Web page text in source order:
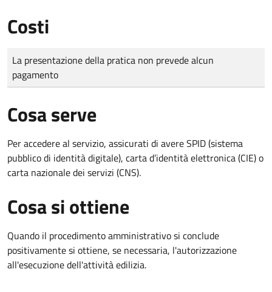
Costi
Tipo di pagamento
Importo
La presentazione della pratica non prevede alcun
pagamento
Cosa serve
Per accedere al servizio, assicurati di avere SPID (sistema
pubblico di identità digitale), carta d’identità elettronica (CIE) o
carta nazionale dei servizi (CNS).
Cosa si ottiene
Quando il procedimento amministrativo si conclude
positivamente si ottiene, se necessaria, l'autorizzazione
all'esecuzione dell'attività edilizia.